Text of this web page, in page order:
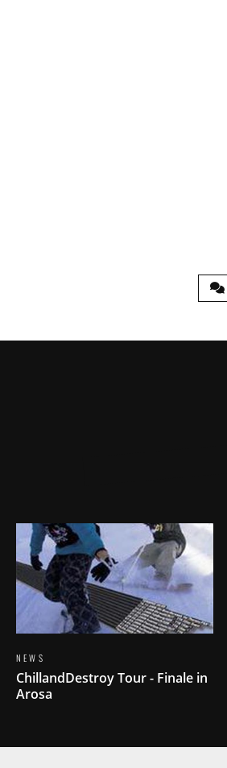
NEWS
ChillandDestroy Tour - Finale in
Arosa